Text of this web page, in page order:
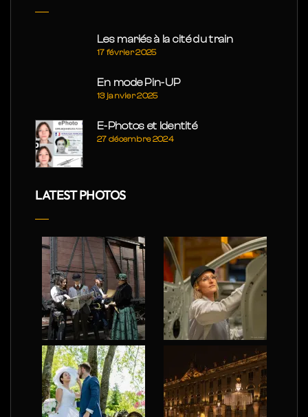
Les mariés à la cité du train
17 février 2025
En mode Pin-UP
13 janvier 2025
E-Photos et Identité
27 décembre 2024
LATEST PHOTOS